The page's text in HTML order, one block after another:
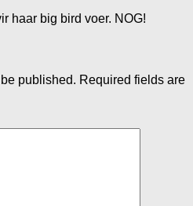
haar big bird voer. NOG!
published. Required fields are